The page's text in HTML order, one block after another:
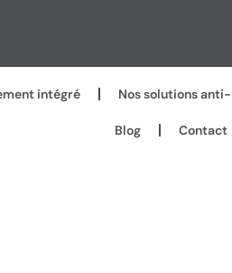
intégré Nos solutions
Blog Contact